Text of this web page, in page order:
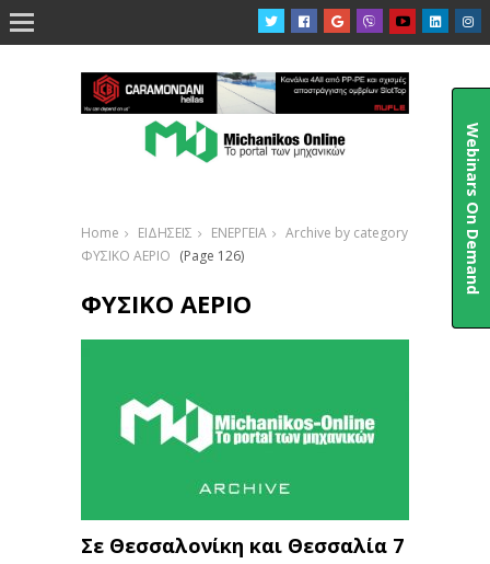

Home ΕΙΔΗΣΕΙΣ ΕΝΕΡΓΕΙΑ
Archive by category
ΦΥΣΙΚΟ ΑΕΡΙΟ (Page 126)
ΦΥΣΙΚΟ ΑΕΡΙΟ
Σε Θεσσαλονίκη και Θεσσαλία 7
Webinars On Demand